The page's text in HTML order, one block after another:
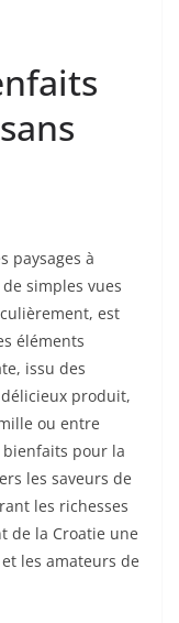
paysages à
simples vues
est
éléments
issu des
produit,
ou entre
pour la
les saveurs de
les richesses
de la Croatie une
les amateurs de